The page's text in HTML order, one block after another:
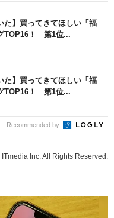
た】買ってきてほしい「福
TOP16！ 第1位...
た】買ってきてほしい「福
TOP16！ 第1位...
Recommended by
Inc. All Rights Reserved.